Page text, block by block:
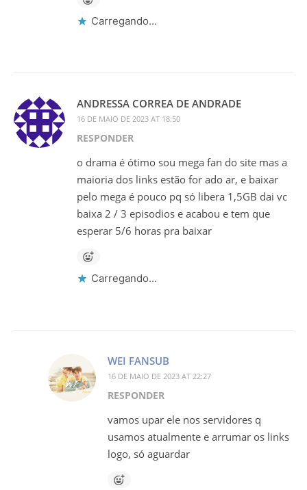
Carregando...
ANDRESSA CORREA DE ANDRADE
16 DE MAIO DE 2023 AT 18:50
RESPONDER
o drama é ótimo sou mega fan do site mas a
maioria dos links estão for ado ar, e baixar
pelo mega é pouco pq só libera 1,5GB dai vc
baixa 2 / 3 episodios e acabou e tem que
esperar 5/6 horas pra baixar
Carregando...
WEI FANSUB
16 DE MAIO DE 2023 AT 22:27
RESPONDER
vamos upar ele nos servidores q
usamos atualmente e arrumar os links
logo, só aguardar